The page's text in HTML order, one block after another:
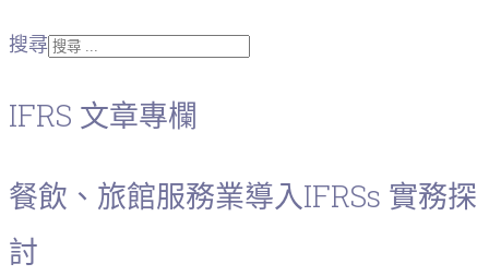
搜尋
IFRS 文章專欄
餐飲、旅館服務業導入IFRSs 實務探
討